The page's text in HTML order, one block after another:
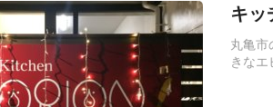
キ
丸亀市
きなエ